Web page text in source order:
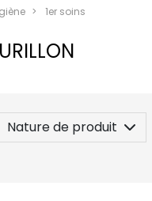
1er soins
Nature de produit